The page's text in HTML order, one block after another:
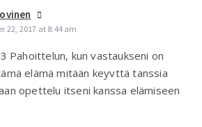
22, 2017 at 8:44 am
Pahoittelun, kun vastaukseni on
elämä mitään keyvttä tanssia
opettelu itseni kanssa elämiseen